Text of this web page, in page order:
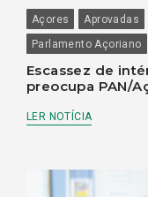
Açores Aprovadas
Parlamento Açoriano
Escassez de
preocupa PAN/
LER NOTÍCIA